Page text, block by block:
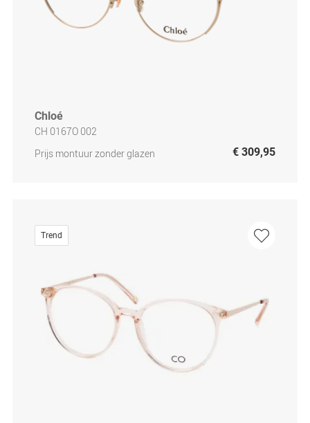
Chloé
CH 0167O 002
Prijs montuur zonder glazen
€ 309,95
Trend